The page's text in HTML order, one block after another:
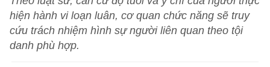
hiện hành vi loạn luân, cơ quan chức năng sẽ truy
cứu trách nhiệm hình sự người liên quan theo tội
danh phù hợp.